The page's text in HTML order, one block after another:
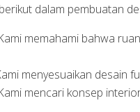
dalam pembuatan
memahami bahwa
menyesuaikan desain
mencari konsep